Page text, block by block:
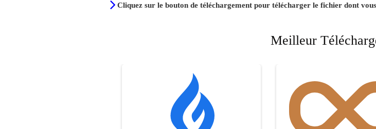
Cliquez sur le bouton de téléchargement pour télécharger le fichier dont
Meilleur